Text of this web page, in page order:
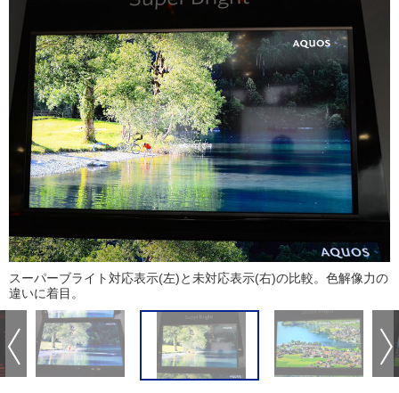
スーパーブライト対応表示(左)と未対応表示(右)の比較。色解像力の
違いに着目。